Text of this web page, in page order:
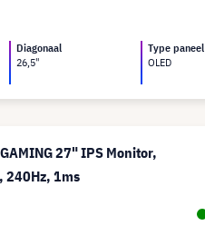
Diagonaal
26,5"
Type paneel
OLED
27" IPS Monitor,
240Hz, 1ms